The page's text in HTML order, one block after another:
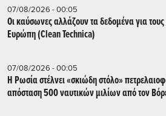
07/08/2026 - 00:05
Οι καύσωνες αλλάζουν τα δεδομένα για
Ευρώπη (Clean Technica)
07/08/2026 - 00:05
Η Ρωσία στέλνει «σκιώδη στόλο»
απόσταση 500 ναυτικών μιλίων από τον